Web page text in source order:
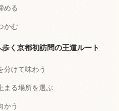
める
かむ
く京都初訪問の王道ルート
分けて味わう
まる場所を選ぶ
かう